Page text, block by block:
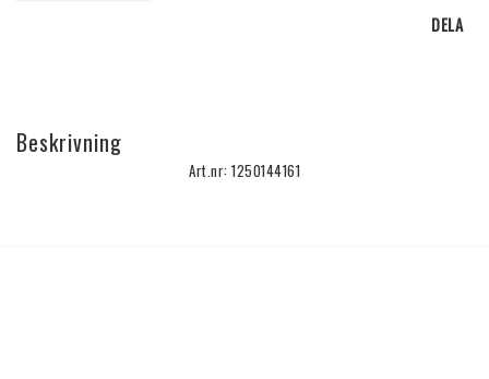
DELA
Beskrivning
Art.nr: 1250144161